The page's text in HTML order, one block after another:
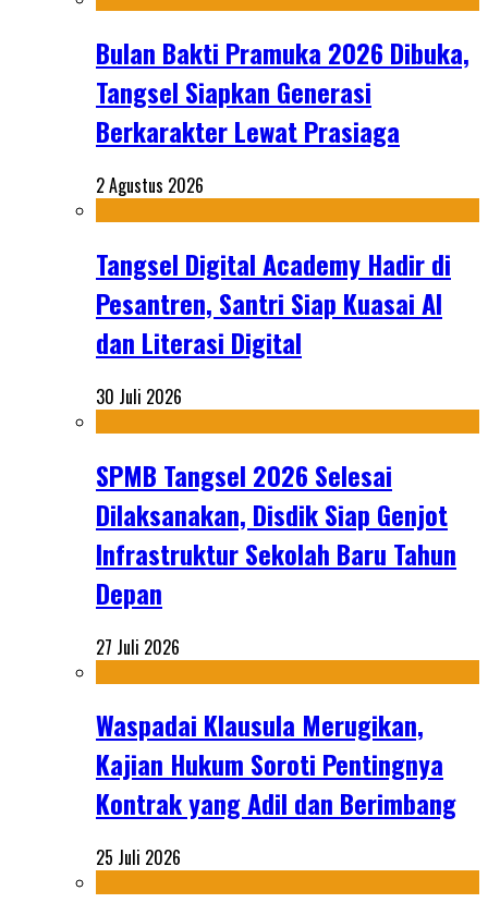
Bulan Bakti Pramuka 2026 Dibuka,
Tangsel Siapkan Generasi
Berkarakter Lewat Prasiaga
2 Agustus 2026
Tangsel Digital Academy Hadir di
Pesantren, Santri Siap Kuasai AI
dan Literasi Digital
30 Juli 2026
SPMB Tangsel 2026 Selesai
Dilaksanakan, Disdik Siap Genjot
Infrastruktur Sekolah Baru Tahun
Depan
27 Juli 2026
Waspadai Klausula Merugikan,
Kajian Hukum Soroti Pentingnya
Kontrak yang Adil dan Berimbang
25 Juli 2026